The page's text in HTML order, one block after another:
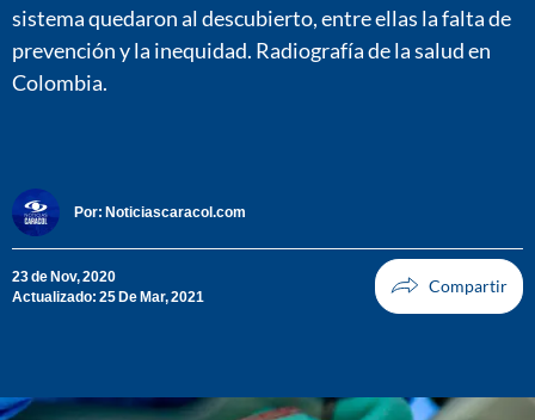
sistema quedaron al descubierto, entre ellas la falta de
prevención y la inequidad. Radiografía de la salud en
Colombia.
Por: Noticiascaracol.com
23 de Nov, 2020
Actualizado: 25 De Mar, 2021